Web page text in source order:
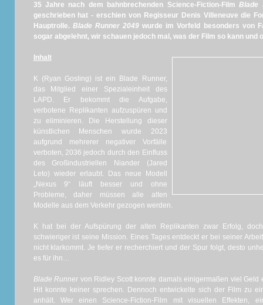
35 Jahre nach dem bahnbrechenden Science-Fiction-FilmBlade
geschrieben hat - erschien von Regisseur Denis Villeneuve die
Hauptrolle. Blade Runner 2049wurde im Vorfeld besonders von
sogar abgelehnt, wir schauen jedoch mal, was der Film so kann
Inhalt
K (Ryan Gosling) ist ein Blade Runner,
das Mitglied einer Spezialeinheit des
LAPD. Er bekommt die Aufgabe,
verbotene Replikanten aufzuspüren und
zu eliminieren. Die Herstellung dieser
künstlichen Menschen wurde 2023
aufgrund mehrerer negativer Vorfälle
verboten, 2036 jedoch durch den Einfluss
des Großindustriellen Niander (Jared
Leto) wieder erlaubt. Das neue Modell
„Nexus 9“ läuft besser und ohne
Probleme, daher müssen alle alten
Modelle aus dem Verkehr gezogen werden.
K hat bei der Aufspürung der alten Replikanten zwar Erfolg,
schwieriger ist seine Mission. Eines Tages entdeckt er bei seiner
nicht klarkommt. Je tiefer er recherchiert und der Spur folgt, desto
es für ihn…
Blade Runner von Ridley Scott konnte damals einigermaßen viel
Hit konnte keiner sprechen. Dennoch entwickelte sich der Film zu
anhält. Wer einen Science-Fiction-Film mit visuellen Effekten,